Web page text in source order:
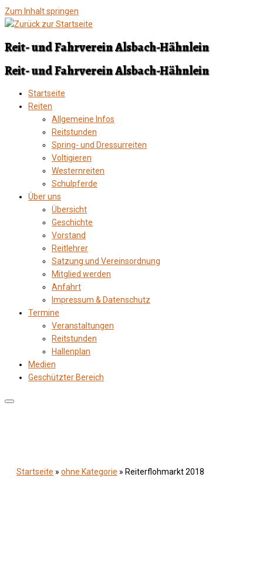
Zum Inhalt springen
Reit- und Fahrverein Alsbach-Hähnlein
Reit- und Fahrverein Alsbach-Hähnlein
Startseite
Reiten
Allgemeine Infos
Reitstunden
Spring- und Dressurreiten
Voltigieren
Westernreiten
Schulpferde
Über uns
Übersicht
Geschichte
Vorstand
Reitlehrer
Satzung und Vereinsordnung
Mitglied werden
Anfahrt
Impressum & Datenschutz
Termine
Veranstaltungen
Reitstunden
Hallenplan
Medien
Geschützter Bereich
Startseite » ohne Kategorie » Reiterflohmarkt 2018